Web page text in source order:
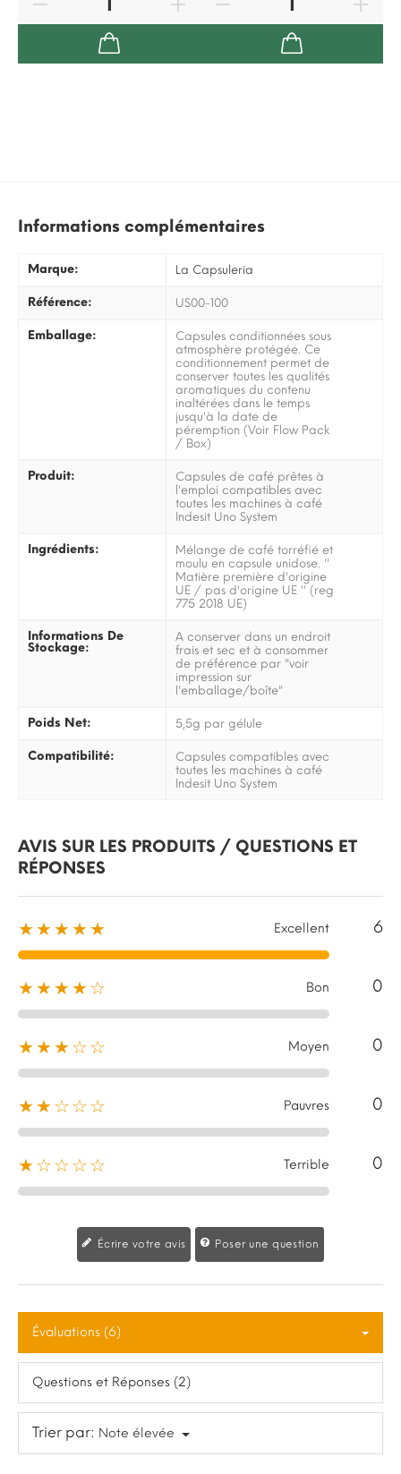
Informations complémentaires
Marque: La Capsuleria
Référence: US00-100
Emballage:
Capsules conditionnées sous
atmosphère protégée. Ce
conditionnement permet de
conserver toutes les qualités
aromatiques du contenu
inaltérées dans le temps
jusqu'à la date de
péremption (Voir Flow Pack
/ Box)
Produit:
Capsules de café prêtes à
l'emploi compatibles avec
toutes les machines à café
Indesit Uno System
Ingrédients:
Mélange de café torréfié et
moulu en capsule unidose. ''
Matière première d'origine
UE / pas d'origine UE '' (reg
775 2018 UE)
Informations De
Stockage:
A conserver dans un endroit
frais et sec et à consommer
de préférence par "voir
impression sur
l'emballage/boîte"
Poids Net: 5,5g par gélule
Compatibilité:
Capsules compatibles avec
toutes les machines à café
Indesit Uno System
AVIS SUR LES PRODUITS / QUESTIONS ET
RÉPONSES
★★★★★ Excellent 6
★★★★☆ Bon 0
★★★☆☆ Moyen 0
★★☆☆☆ Pauvres 0
★☆☆☆☆ Terrible 0
Écrire votre avis Poser une question
Évaluations (6)
Questions et Réponses (2)
Trier par: Note élevée